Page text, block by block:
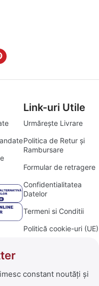
Link-uri Utile
Urmărește Livrare
Politica de Retur și
Rambursare
Formular de retragere
Confidentialitatea
Datelor
Termeni si Conditii
Politică cookie-uri (UE)
constant noutăți și